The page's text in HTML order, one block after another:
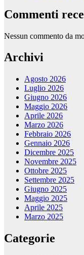
Commenti
Nessun commento da
Archivi
Agosto 2026
Luglio 2026
Giugno 2026
Maggio 2026
Aprile 2026
Marzo 2026
Febbraio 2026
Gennaio 2026
Dicembre 2025
Novembre 2025
Ottobre 2025
Settembre 2025
Giugno 2025
Maggio 2025
Aprile 2025
Marzo 2025
Categorie